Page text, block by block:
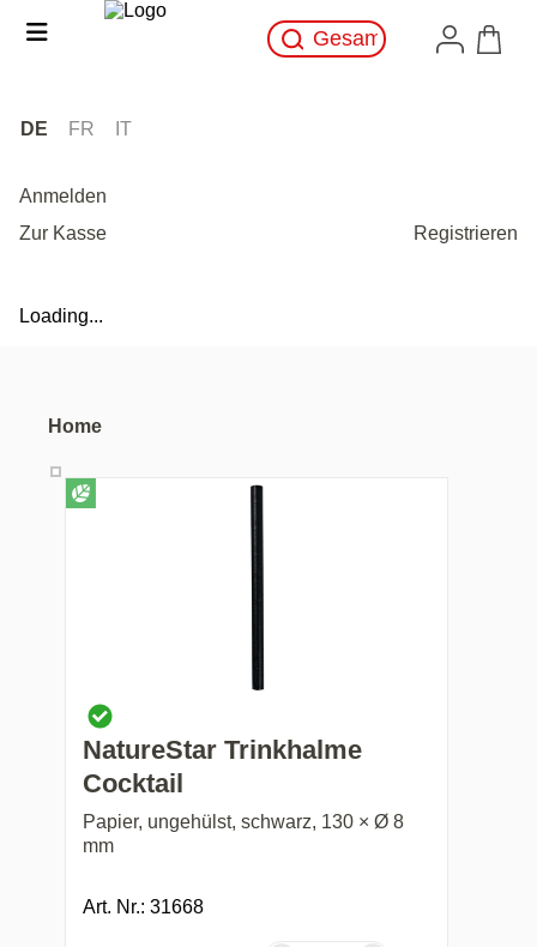
DE FR IT
Anmelden
Zur Kasse
Registrieren
Loading...
Home
NatureStar Trinkhalme
Cocktail
Papier, ungehülst, schwarz, 130 × Ø 8
mm
Art. Nr.: 31668